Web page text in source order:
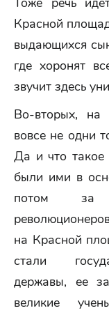
Красной
выдающихся
где хоронят
звучит здесь
Во-вторых, на
вовсе не одни
Да и что такое
были ими в
потом за
на Красной
стали
державы, ее
великие